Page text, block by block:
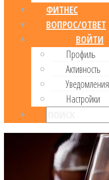
ФИТНЕС
ВОПРОС/ОТВЕТ
ВОЙТИ
Профиль
Активность
Уведомления
Настройки